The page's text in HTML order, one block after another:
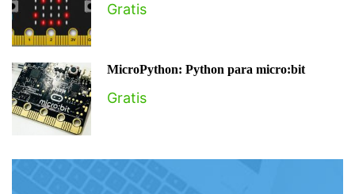
Gratis
MicroPython: Python para micro:bit
Gratis